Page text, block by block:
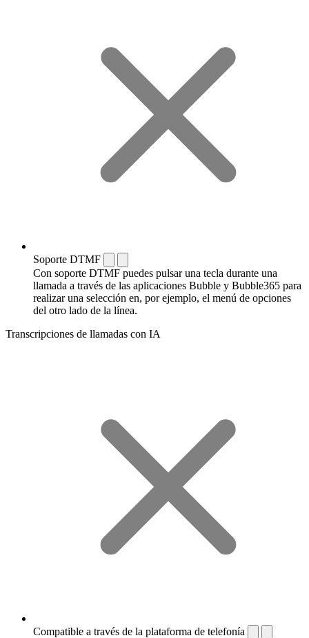
Soporte DTMF
Con soporte DTMF puedes pulsar una tecla durante una
llamada a través de las aplicaciones Bubble y Bubble365 para
realizar una selección en, por ejemplo, el menú de opciones
del otro lado de la línea.
Transcripciones de llamadas con IA
Compatible a través de la plataforma de telefonía